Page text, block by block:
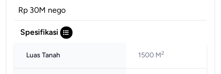
Rp 30M nego
Spesifikasi
Luas Tanah 1500 M2